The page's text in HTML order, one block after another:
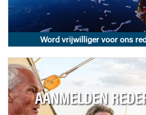
Word vrijwilliger voor ons
AANMELDEN